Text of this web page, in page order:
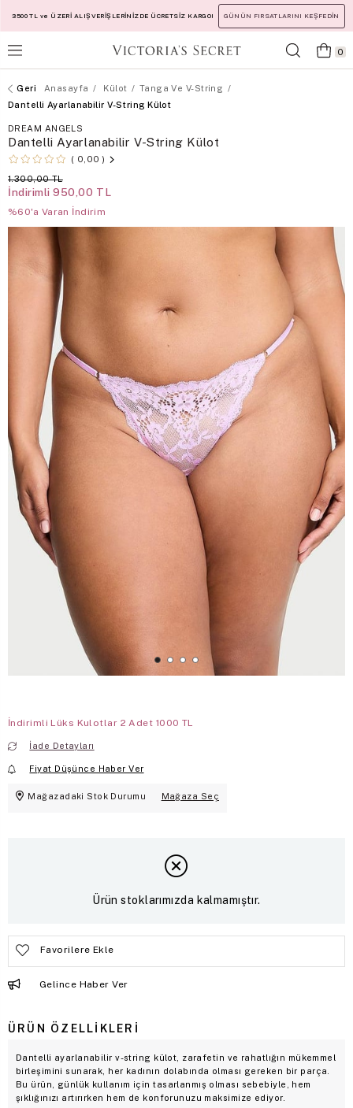
3500 TL ve ÜZERİ ALIŞVERİŞLERİNİZDE ÜCRETSİZ KARGO! GÜNÜN FIRSATLARINI KEŞFEDİN
0
Anasayfa Külot
Tanga Ve V-String
Dantelli Ayarlanabilir V-String Külot
DREAM ANGELS
Dantelli Ayarlanabilir V-String Külot
0,00
1.300,00 TL
İndirimli 950,00 TL
%60'a Varan İndirim
İndirimli Lüks Kulotlar 2 Adet 1000 TL
İade Detayları
Fiyat Düşünce Haber Ver
Mağazadaki Stok Durumu Mağaza Seç
Ürün stoklarımızda kalmamıştır.
Favorilere Ekle
Gelince Haber Ver
ÜRÜN ÖZELLIKLERI
Dantelli ayarlanabilir v-string külot, zarafetin ve rahatlığın mükemmel
birleşimini sunarak, her kadının dolabında olması gereken bir parça.
Bu ürün, günlük kullanım için tasarlanmış olması sebebiyle, hem
şıklığınızı artırırken hem de konforunuzu maksimize ediyor.